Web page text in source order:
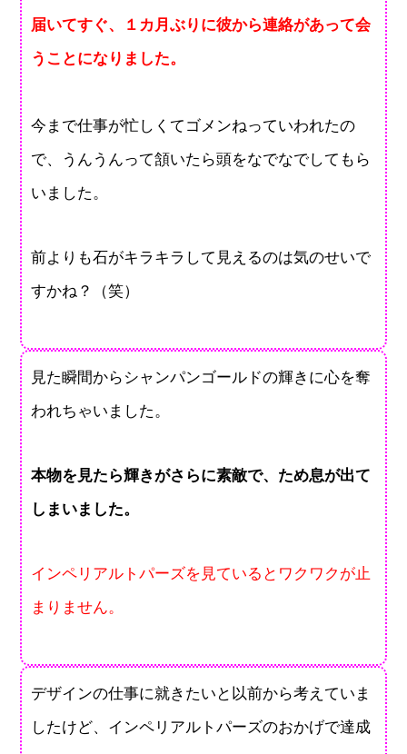
届いてすぐ、１カ月ぶりに彼から連絡があって会
うことになりました。
今まで仕事が忙しくてゴメンねっていわれたの
で、うんうんって頷いたら頭をなでなでしてもら
いました。
前よりも石がキラキラして見えるのは気のせいで
すかね？（笑）
見た瞬間からシャンパンゴールドの輝きに心を奪
われちゃいました。
本物を見たら輝きがさらに素敵で、ため息が出て
しまいました。
インペリアルトパーズを見ているとワクワクが止
まりません。
デザインの仕事に就きたいと以前から考えていま
したけど、インペリアルトパーズのおかげで達成